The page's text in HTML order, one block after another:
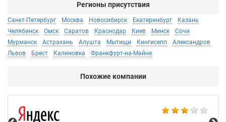
Регионы присутствия
Санкт-Петербург Москва Новосибирск Екатеринбург
Казань
Челябинск
Омск Саратов Краснодар Киев Минск
Сочи
Мурманск
Астрахань Алушта Мытищи Кингисепп
Александров
Львов
Брест Калиновка Франкфурт-на-Майне
Похожие компании